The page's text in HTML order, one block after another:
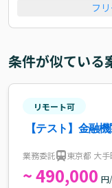
フ
条件が似ている
リモート可
【テスト】金融
業務委託 東京都 大手
~ 490,000 円